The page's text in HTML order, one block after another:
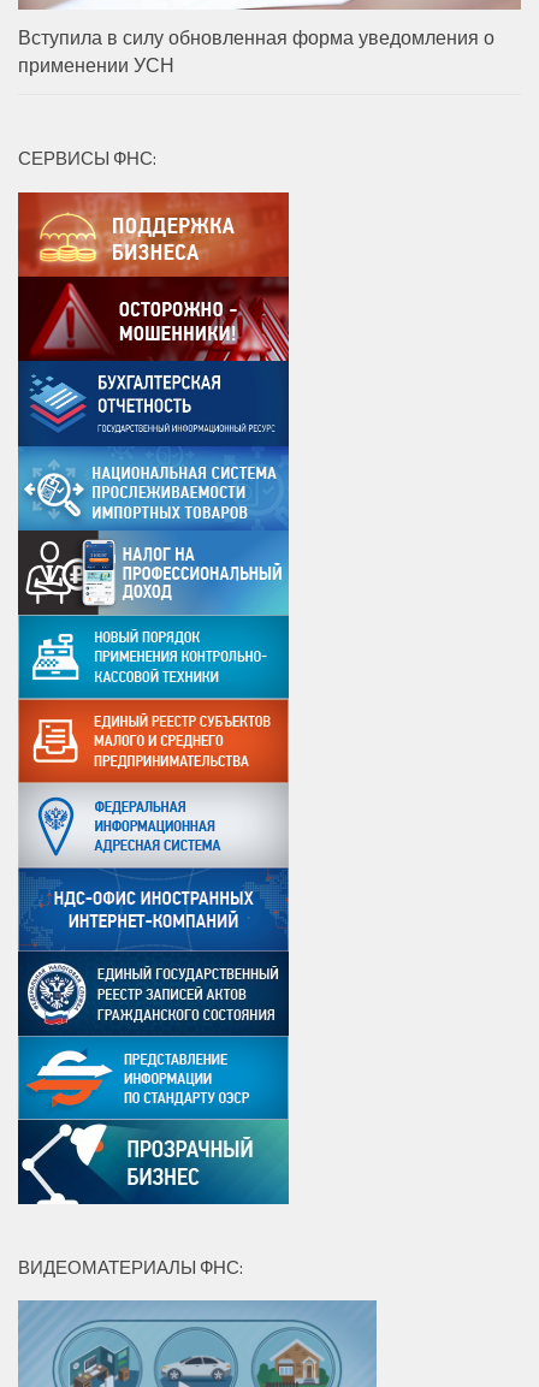
Вступила в силу обновленная форма уведомления о
применении УСН
СЕРВИСЫ ФНС:
ВИДЕОМАТЕРИАЛЫ ФНС: